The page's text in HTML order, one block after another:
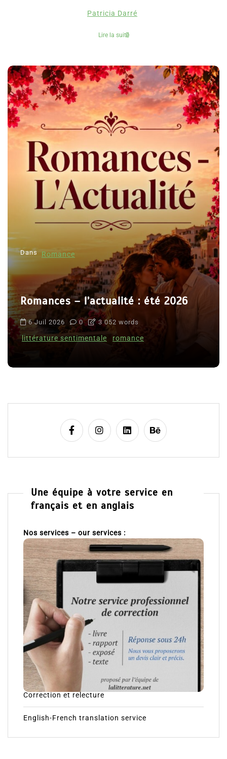
Patricia Darré
Lire la suite
Dans Romance
Romances – l’actualité : été 2026
6 Juil 2026 0 3 052 words
littérature sentimentale romance
Une équipe à votre service en
français et en anglais
Nos services – our services :
Correction et relecture
English-French translation service